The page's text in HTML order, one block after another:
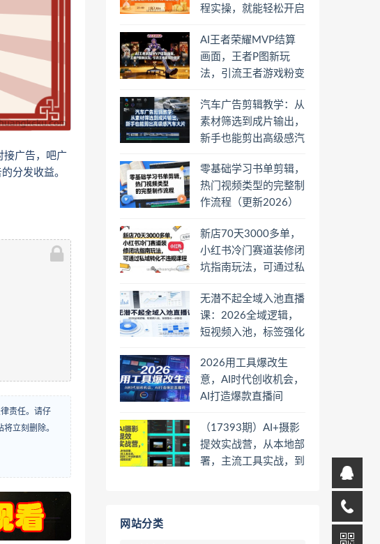
接广告，吧广
分发收益。
责任。请仔
立刻删除。
程实操，就能轻松开启
AI王者荣耀MVP结算
画面，王者P图新玩
法，引流王者游戏粉变
汽车广告剪辑教学：从
素材筛选到成片输出，
新手也能剪出高级感汽
零基础学习书单剪辑，
热门视频类型的完整制
作流程（更新2026）
新店70天3000多单，
小红书冷门赛道装修闭
坑指南玩法，可通过私
无潜不起全域入池直播
课：2026全域逻辑，
短视频入池，标签强化
2026用工具爆改生
意，AI时代创收机会，
AI打造爆款直播间
（17393期）AI+摄影
提效实战营，从本地部
署，主流工具实战，到
网站分类